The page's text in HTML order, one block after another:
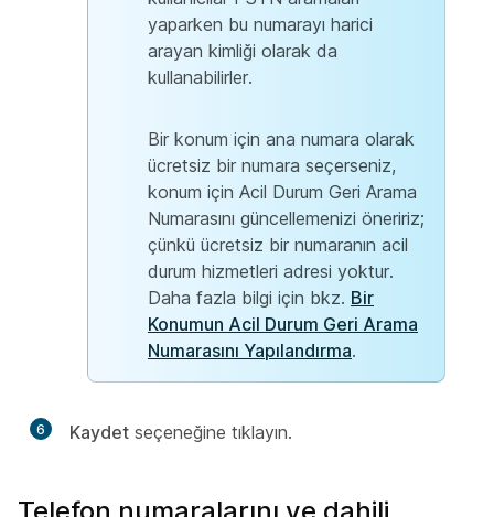
yaparken bu numarayı harici
arayan kimliği olarak da
kullanabilirler.
Bir konum için ana numara olarak
ücretsiz bir numara seçerseniz,
konum için Acil Durum Geri Arama
Numarasını güncellemenizi öneririz;
çünkü ücretsiz bir numaranın acil
durum hizmetleri adresi yoktur.
Daha fazla bilgi için bkz. Bir
Konumun Acil Durum Geri Arama
Numarasını Yapılandırma.
6 Kaydet seçeneğine tıklayın.